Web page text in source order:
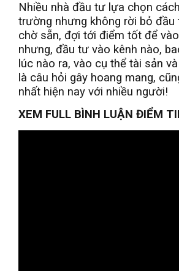
Nhiều nhà đầu tư lựa chọn
trường nhưng không rời bỏ
chờ sẵn, đợi tới điểm tốt để
nhưng, đầu tư vào kênh nào,
lúc nào ra, vào cụ thể tài sản
là câu hỏi gây hoang mang,
nhất hiện nay với nhiều người!
XEM FULL BÌNH LUẬN ĐIỂM